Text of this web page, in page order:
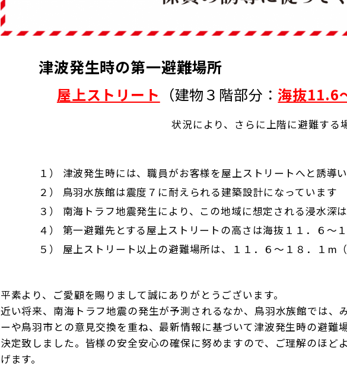
津波発生時の第一避難場所
屋上ストリート （建物３階部分： 海抜11.6
状況により、さらに上階に避難する
１） 津波発生時には、職員がお客様を屋上ストリートへと誘導
２） 鳥羽水族館は震度７に耐えられる建築設計になっています
３） 南海トラフ地震発生により、この地域に想定される浸水深
４） 第一避難先とする屋上ストリートの高さは海抜１１．６～
５） 屋上ストリート以上の避難場所は、１１．６～１８．１m（
平素より、ご愛顧を賜りまして誠にありがとうございます。
近い将来、南海トラフ地震の発生が予測されるなか、鳥羽水族館では、
ーや鳥羽市との意見交換を重ね、最新情報に基づいて津波発生時の避難
決定致しました。皆様の安全安心の確保に努めますので、ご理解のほど
げます。